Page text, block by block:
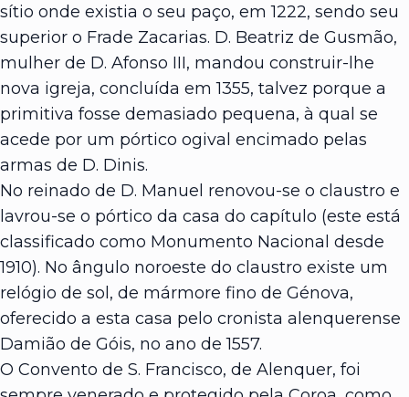
sítio onde existia o seu paço, em 1222, sendo seu
superior o Frade Zacarias. D. Beatriz de Gusmão,
mulher de D. Afonso III, mandou construir-lhe
nova igreja, concluída em 1355, talvez porque a
primitiva fosse demasiado pequena, à qual se
acede por um pórtico ogival encimado pelas
armas de D. Dinis.
No reinado de D. Manuel renovou-se o claustro e
lavrou-se o pórtico da casa do capítulo (este está
classificado como Monumento Nacional desde
1910). No ângulo noroeste do claustro existe um
relógio de sol, de mármore fino de Génova,
oferecido a esta casa pelo cronista alenquerense
Damião de Góis, no ano de 1557.
O Convento de S. Francisco, de Alenquer, foi